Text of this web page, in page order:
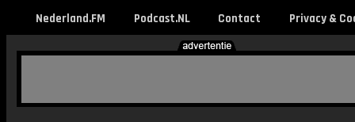
Nederland.FM Podcast.NL Contact Privacy &